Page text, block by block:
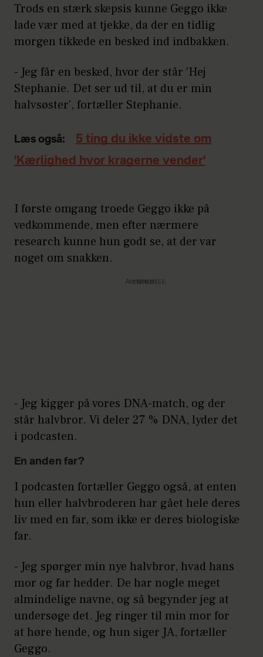
Trods en stærk skepsis kunne Geggo ikke
lade vær med at tjekke, da der en tidlig
morgen tikkede en besked ind indbakken.
- Jeg får en besked, hvor der står 'Hej
Stephanie. Det ser ud til, at du er min
halvsøster', fortæller Stephanie.
Læs også:
5 ting du ikke vidste om
'Kærlighed hvor kragerne vender'
I første omgang troede Geggo ikke på
vedkommende, men efter nærmere
research kunne hun godt se, at der var
noget om snakken.
Annonce
- Jeg kigger på vores DNA-match, og der
står halvbror. Vi deler 27 % DNA, lyder det
i podcasten.
En anden far?
I podcasten fortæller Geggo også, at enten
hun eller halvbroderen har gået hele deres
liv med en far, som ikke er deres biologiske
far.
- Jeg spørger min nye halvbror, hvad hans
mor og far hedder. De har nogle meget
almindelige navne, og så begynder jeg at
undersøge det. Jeg ringer til min mor for
at høre hende, og hun siger JA, fortæller
Geggo.